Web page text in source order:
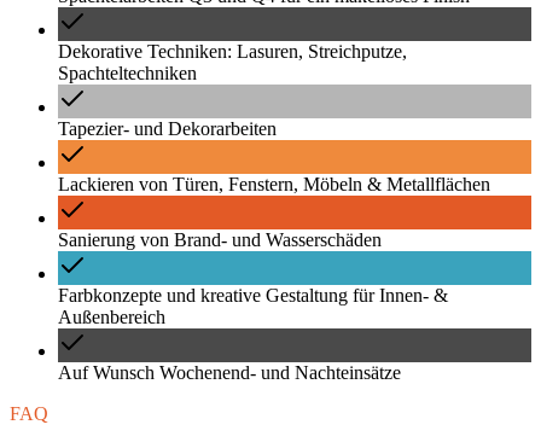
Dekorative Techniken: Lasuren, Streichputze,
Spachteltechniken
Tapezier- und Dekorarbeiten
Lackieren von Türen, Fenstern, Möbeln & Metallflächen
Sanierung von Brand- und Wasserschäden
Farbkonzepte und kreative Gestaltung für Innen- &
Außenbereich
Auf Wunsch Wochenend- und Nachteinsätze
FAQ